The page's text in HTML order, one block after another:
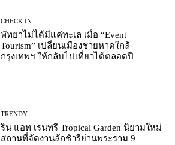
CHECK IN
พัทยาไม่ได้มีแค่ทะเล เมื่อ “Event
Tourism” เปลี่ยนเมืองชายหาดใกล้
กรุงเทพฯ ให้กลับไปเที่ยวได้ตลอดปี
TRENDY
ริน แอท เรนทรี Tropical Garden นิยามใหม่
สถานที่จัดงานลักชัวรีย่านพระราม 9